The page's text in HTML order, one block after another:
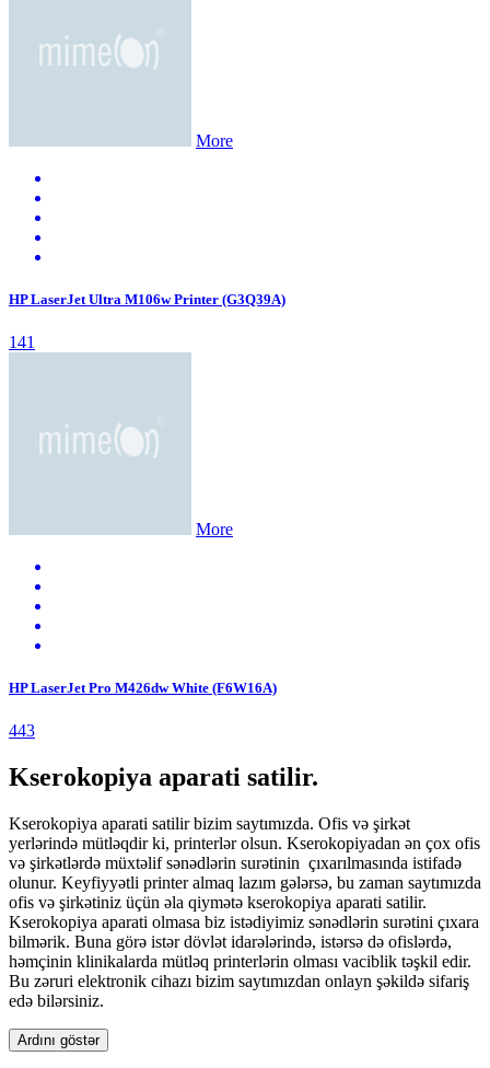
More
HP LaserJet Ultra M106w Printer (G3Q39A)
141
More
HP LaserJet Pro M426dw White (F6W16A)
443
Kserokopiya aparati satilir.
Kserokopiya aparati satilir bizim saytımızda. Ofis və şirkət
yerlərində mütləqdir ki, printerlər olsun. Kserokopiyadan ən çox ofis
və şirkətlərdə müxtəlif sənədlərin surətinin çıxarılmasında istifadə
olunur. Keyfiyyətli printer almaq lazım gələrsə, bu zaman saytımızda
ofis və şirkətiniz üçün əla qiymətə kserokopiya aparati satilir.
Kserokopiya aparati olmasa biz istədiyimiz sənədlərin surətini çıxara
bilmərik. Buna görə istər dövlət idarələrində, istərsə də ofislərdə,
həmçinin klinikalarda mütləq printerlərin olması vaciblik təşkil edir.
Bu zəruri elektronik cihazı bizim saytımızdan onlayn şəkildə sifariş
edə bilərsiniz.
Ardını göstər